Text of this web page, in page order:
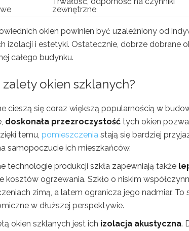
zewnętrzne
okien powinien być uzależniony od
izolacji i estetyki. Ostatecznie, dobrze dobrane
całego budynku.
zalety okien szklanych?
cieszą się coraz większą popularnością w
doskonała przezroczystość tych okien
temu, pomieszczenia stają się bardziej
samopoczucie ich mieszkańców.
technologie produkcji szkła zapewniają także
kosztów ogrzewania. Szkło o niskim
zimą, a latem ogranicza jego nadmiar.
w dłuższej perspektywie.
okien szklanych jest ich izolacja akustyczna.